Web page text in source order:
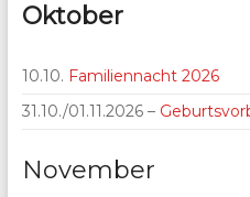
Oktober
10.10. Familiennacht 2026
31.10./01.11.2026 –
November